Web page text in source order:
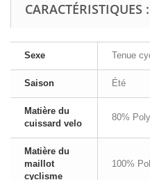
CARACTÉRISTIQUES :
Sexe Tenue
Saison Été
Matière du
cuissard velo
80%
Matière du
maillot
cyclisme
100%